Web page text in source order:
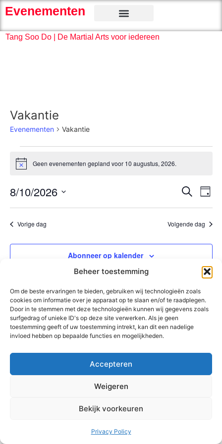
Beheer toestemming
Om de beste ervaringen te bieden, gebruiken wij technologieën zoals
cookies om informatie over je apparaat op te slaan en/of te raadplegen.
Door in te stemmen met deze technologieën kunnen wij gegevens zoals
surfgedrag of unieke ID's op deze site verwerken. Als je geen
toestemming geeft of uw toestemming intrekt, kan dit een nadelige
invloed hebben op bepaalde functies en mogelijkheden.
Accepteren
Weigeren
Bekijk voorkeuren
Privacy Policy
Evenementen
Tang Soo Do | De Martial Arts voor iedereen
Vakantie
Evenementen Vakantie
BerichtGeen evenementen gepland voor 10 augustus, 2026.
en
Zoeken
Dag
8/10/2026
een
datum.
Vorige dag Volgende dag
Abonneer op kalender